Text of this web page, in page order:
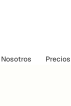
Nosotros Precios